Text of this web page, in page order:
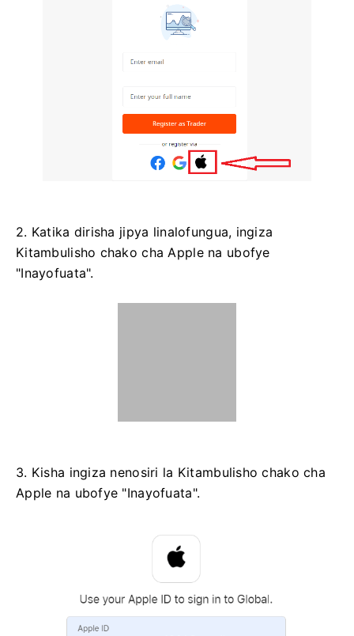
2. Katika dirisha jipya linalofungua, ingiza
Kitambulisho chako cha Apple na ubofye
"Inayofuata".
3. Kisha ingiza nenosiri la Kitambulisho chako cha
Apple na ubofye "Inayofuata".